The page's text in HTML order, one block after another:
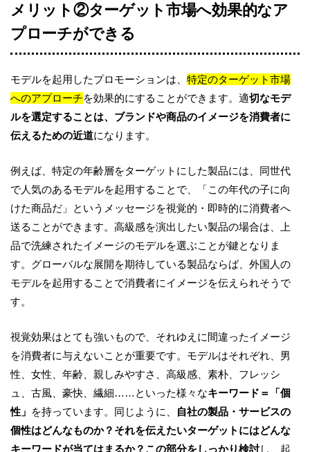
メリット②ターゲット市場へ効果的なア
プローチができる
モデルを起用したプロモーションは、 特定のターゲット市場
へのアプローチを効果的にすることができます。適切なモデ
ルを選定することは、ブランドや商品のイメージを消費者に
伝えるための近道になります。
例えば、特定の年齢層をターゲットにした製品には、同世代
で人気のあるモデルを起用することで、「この年代の子に向
けた商品だ」というメッセージを視覚的・即時的に消費者へ
送ることができます。高級感を演出したい製品の場合は、上
品で洗練されたイメージのモデルを選ぶことが鍵となりま
す。グローバルな展開を期待している製品ならば、外国人の
モデルを起用することで消費者にイメージを伝えられそうで
す。
視覚効果はとても強いもので、それゆえに間違ったイメージ
を消費者に与えないことが重要です。モデルはそれぞれ、男
性、女性、年齢、親しみやすさ、高級感、素朴、フレッシ
ュ、古風、豪快、繊細……といった様々なキーワード＝「個
性」 を持っています。同じように、
自社の製品・サービスの
個性はどんなものか？それを伝えたいターゲットにはどんな
キーワードが当てはまるか？この部分をしっかり検討し、起